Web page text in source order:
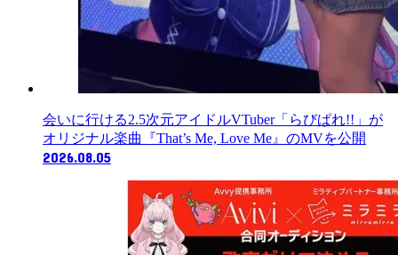
会いに行ける2.5次元アイドルVTuber「らびぱれ!!」が
オリジナル楽曲『That’s Me, Love Me』のMVを公開
2026.08.05